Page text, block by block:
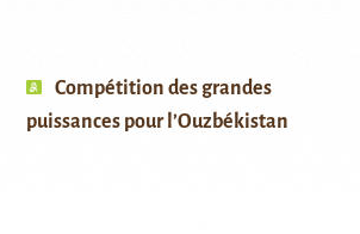
Compétition des grandes
puissances pour l’Ouzbékistan